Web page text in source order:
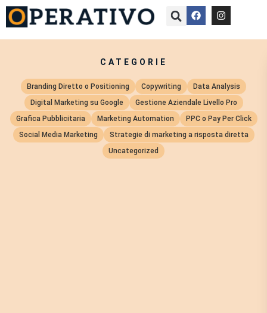
CATEGORIE
Branding Diretto o Positioning Copywriting
Data Analysis
Digital Marketing su Google
Gestione Aziendale Livello Pro
Grafica Pubblicitaria
Marketing Automation
PPC o Pay Per Click
Social Media Marketing
Strategie di marketing a risposta diretta
Uncategorized